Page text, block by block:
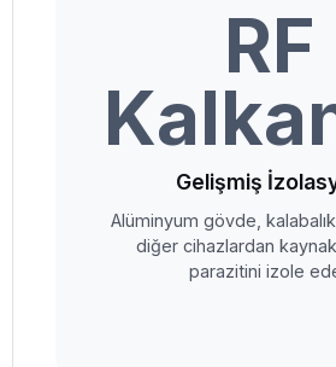
RF
Gelişmiş
Alüminyum gövde,
diğer cihazlardan
parazitini izole